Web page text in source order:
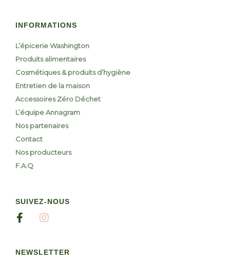
INFORMATIONS
L’épicerie Washington
Produits alimentaires
Cosmétiques & produits d’hygiène
Entretien de la maison
Accessoires Zéro Déchet
L’équipe Annagram
Nos partenaires
Contact
Nos producteurs
F.A.Q
SUIVEZ-NOUS
NEWSLETTER